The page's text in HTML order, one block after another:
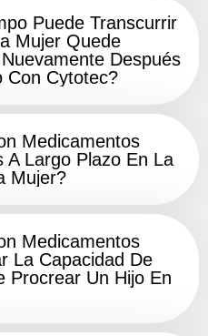
Puede Transcurrir
Mujer Quede
Después
Con Cytotec?
Medicamentos
A Largo Plazo En La
Mujer?
Medicamentos
La Capacidad De
Procrear Un Hijo En